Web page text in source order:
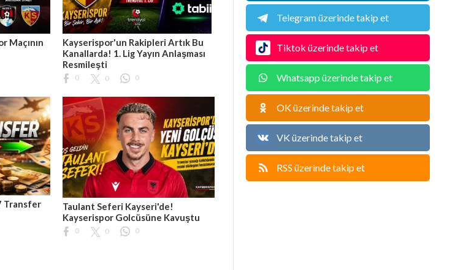
Maçının
Kayserispor'un Rakipleri Artık Bu
Kanallarda! 1. Lig Yayın Anlaşması
Resmileşti
0 0 0
Transfer
Taulant Seferi Kayseri'de!
Kayserispor Golcüsüne Kavuştu
0 0 0
Telegram üzerinde takip et
Tiktok üzerinde takip et
Whatsapp üzerinde takip et
OK üzerinde takip et
VK üzerinde takip et
RSS üzerinde takip et